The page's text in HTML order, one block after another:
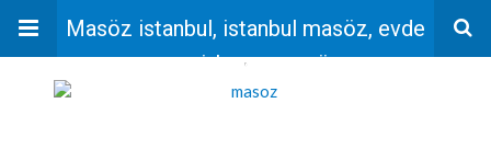
Masöz istanbul, istanbul masöz, evde
masaj, bayan masöz
'